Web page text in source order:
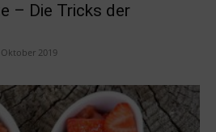
– Die Tricks der
Oktober 2019